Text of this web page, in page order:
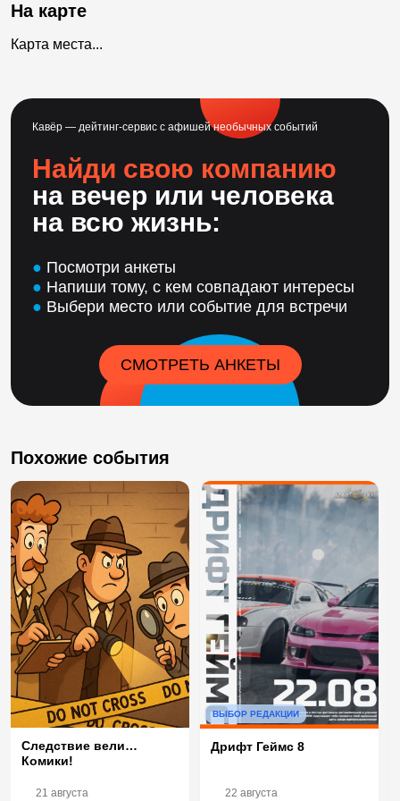
На карте
Карта места...
Кавёр — дейтинг-сервис с афишей необычных событий
Найди свою компанию
на вечер или человека
на всю жизнь:
● Посмотри анкеты
● Напиши тому, с кем совпадают интересы
● Выбери место или событие для встречи
СМОТРЕТЬ АНКЕТЫ
Похожие события
Следствие вели…
Комики!
21 августа
ВЫБОР РЕДАКЦИИ
Дрифт Геймс 8
22 августа